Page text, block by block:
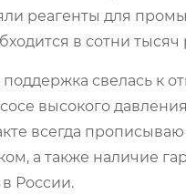
реагенты для
в сотни тысяч
свелась к
высокого
всегда
а также наличие
России.